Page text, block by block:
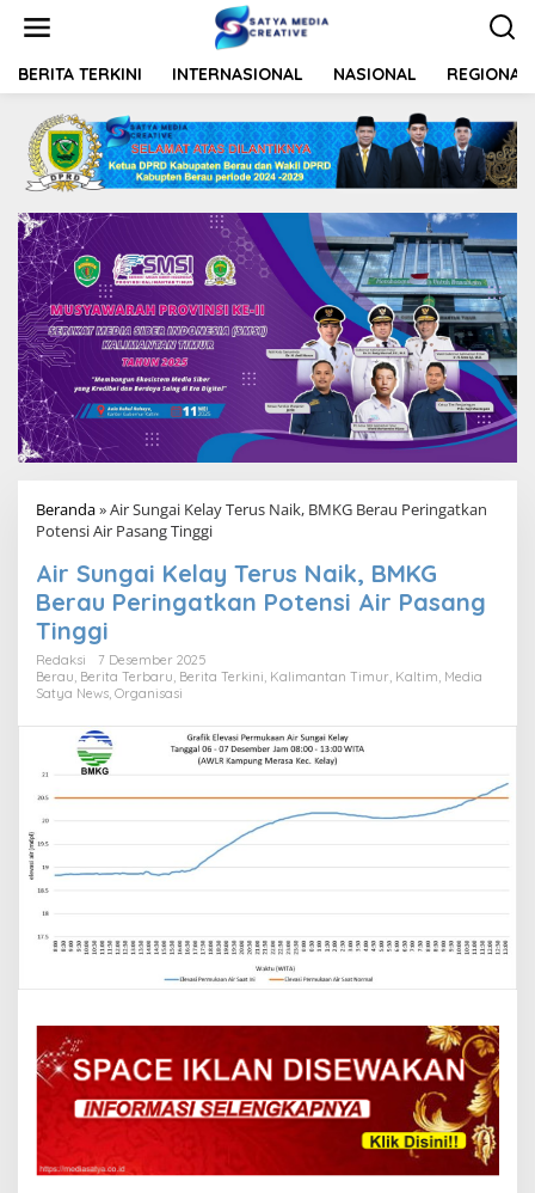
t
BERITA TERKINI INTERNASIONAL NASIONAL REGIONAL
Beranda»Air Sungai Kelay Terus Naik, BMKG Berau Peringatkan
Potensi Air Pasang Tinggi
Air Sungai Kelay Terus Naik, BMKG
Berau Peringatkan Potensi Air Pasang
Tinggi
Redaksi
7 Desember 2025
Berau Berita Terbaru Berita Terkini Kalimantan Timur Kaltim Media
Satya News Organisasi